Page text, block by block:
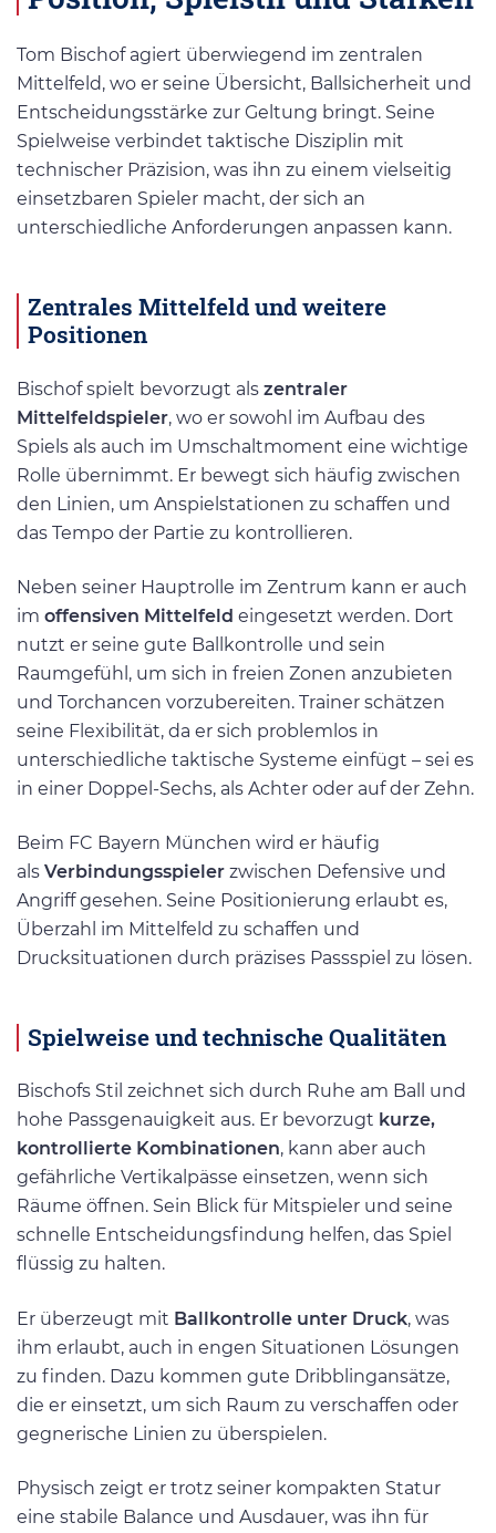
Tom Bischof agiert überwiegend im zentralen
Mittelfeld, wo er seine Übersicht, Ballsicherheit und
Entscheidungsstärke zur Geltung bringt. Seine
Spielweise verbindet taktische Disziplin mit
technischer Präzision, was ihn zu einem vielseitig
einsetzbaren Spieler macht, der sich an
unterschiedliche Anforderungen anpassen kann.
Zentrales Mittelfeld und weitere
Positionen
Bischof spielt bevorzugt als zentraler
Mittelfeldspieler, wo er sowohl im Aufbau des
Spiels als auch im Umschaltmoment eine wichtige
Rolle übernimmt. Er bewegt sich häufig zwischen
den Linien, um Anspielstationen zu schaffen und
das Tempo der Partie zu kontrollieren.
Neben seiner Hauptrolle im Zentrum kann er auch
im offensiven Mittelfeld eingesetzt werden. Dort
nutzt er seine gute Ballkontrolle und sein
Raumgefühl, um sich in freien Zonen anzubieten
und Torchancen vorzubereiten. Trainer schätzen
seine Flexibilität, da er sich problemlos in
unterschiedliche taktische Systeme einfügt – sei es
in einer Doppel-Sechs, als Achter oder auf der Zehn.
Beim FC Bayern München wird er häufig
als Verbindungsspieler zwischen Defensive und
Angriff gesehen. Seine Positionierung erlaubt es,
Überzahl im Mittelfeld zu schaffen und
Drucksituationen durch präzises Passspiel zu lösen.
Spielweise und technische Qualitäten
Bischofs Stil zeichnet sich durch Ruhe am Ball und
hohe Passgenauigkeit aus. Er bevorzugt kurze,
kontrollierte Kombinationen, kann aber auch
gefährliche Vertikalpässe einsetzen, wenn sich
Räume öffnen. Sein Blick für Mitspieler und seine
schnelle Entscheidungsfindung helfen, das Spiel
flüssig zu halten.
Er überzeugt mit Ballkontrolle unter Druck, was
ihm erlaubt, auch in engen Situationen Lösungen
zu finden. Dazu kommen gute Dribblingansätze,
die er einsetzt, um sich Raum zu verschaffen oder
gegnerische Linien zu überspielen.
Physisch zeigt er trotz seiner kompakten Statur
eine stabile Balance und Ausdauer, was ihn für